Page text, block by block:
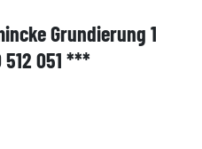
Grundierung 1
051 ***